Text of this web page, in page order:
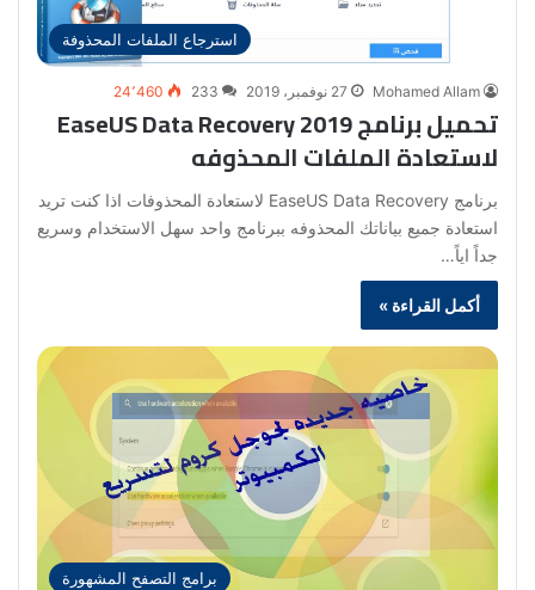
استرجاع الملفات المحذوفة
Mohamed Allam 27 نوفمبر، 2019 233 24٬460
تحميل برنامج EaseUS Data Recovery 2019
لاستعادة الملفات المحذوفه
برنامج EaseUS Data Recovery لاستعادة المحذوفات اذا كنت تريد
استعادة جميع بياناتك المحذوفه ببرنامج واحد سهل الاستخدام وسريع
جداً اياً…
أكمل القراءة »
برامج التصفح المشهورة